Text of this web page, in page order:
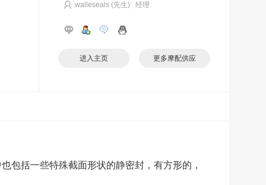
walleseals (先生) 经理
进入主页 更多摩配供应
包括一些特殊截面形状的静密封，有方形的，